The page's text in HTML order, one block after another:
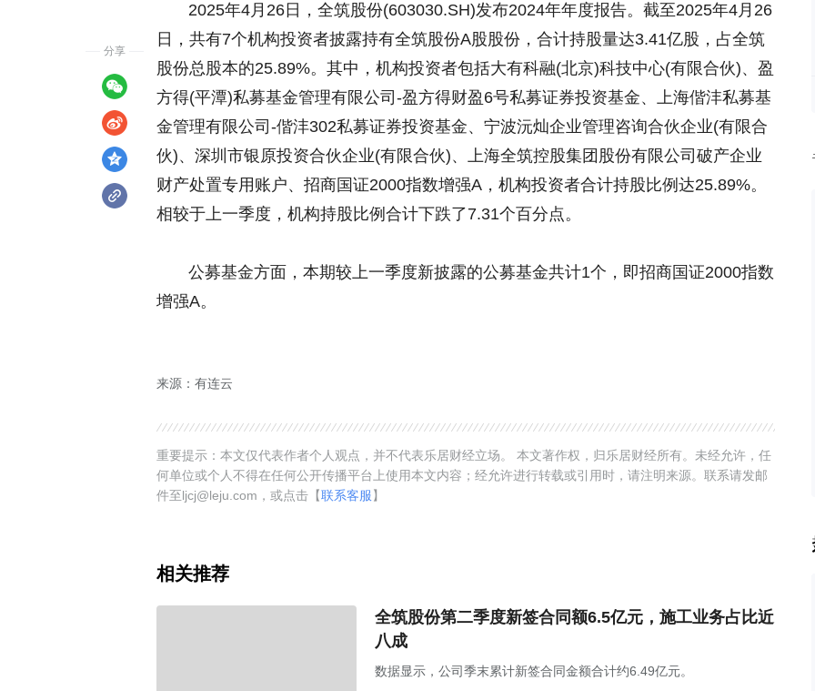
2025年4月26日，全筑股份(603030.SH)发布2024年年度报告。截至2025年4月26
日，共有7个机构投资者披露持有全筑股份A股股份，合计持股量达3.41亿股，占全筑
股份总股本的25.89%。其中，机构投资者包括大有科融(北京)科技中心(有限合伙)、盈
方得(平潭)私募基金管理有限公司-盈方得财盈6号私募证券投资基金、上海偕沣私募基
金管理有限公司-偕沣302私募证券投资基金、宁波沅灿企业管理咨询合伙企业(有限合
伙)、深圳市银原投资合伙企业(有限合伙)、上海全筑控股集团股份有限公司破产企业
财产处置专用账户、招商国证2000指数增强A，机构投资者合计持股比例达25.89%。
相较于上一季度，机构持股比例合计下跌了7.31个百分点。
公募基金方面，本期较上一季度新披露的公募基金共计1个，即招商国证2000指数
增强A。
来源：有连云
重要提示：本文仅代表作者个人观点，并不代表乐居财经立场。 本文著作权，归乐居财经所有。未经允许，任
何单位或个人不得在任何公开传播平台上使用本文内容；经允许进行转载或引用时，请注明来源。联系请发邮
件至ljcj@leju.com，或点击【联系客服】
相关推荐
全筑股份第二季度新签合同额6.5亿元，施工业务占比近
八成
数据显示，公司季末累计新签合同金额合计约6.49亿元。
分享